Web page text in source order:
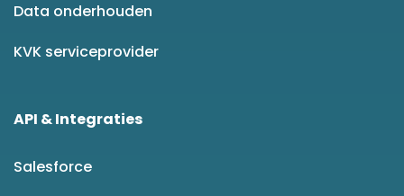
Data onderhouden
KVK serviceprovider
API & Integraties
Salesforce